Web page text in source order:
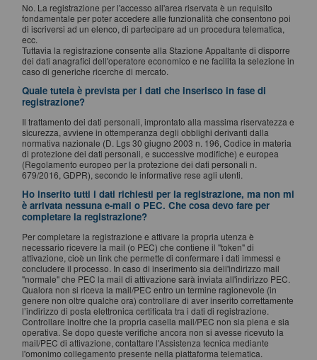
No. La registrazione per l'accesso all'area riservata è un requisito
fondamentale per poter accedere alle funzionalità che consentono poi
di iscriversi ad un elenco, di partecipare ad un procedura telematica,
ecc.
Tuttavia la registrazione consente alla Stazione Appaltante di disporre
dei dati anagrafici dell'operatore economico e ne facilita la selezione in
caso di generiche ricerche di mercato.
Quale tutela è prevista per i dati che inserisco in fase di
registrazione?
Il trattamento dei dati personali, improntato alla massima riservatezza e
sicurezza, avviene in ottemperanza degli obblighi derivanti dalla
normativa nazionale (D. Lgs 30 giugno 2003 n. 196, Codice in materia
di protezione dei dati personali, e successive modifiche) e europea
(Regolamento europeo per la protezione dei dati personali n.
679/2016, GDPR), secondo le informative rese agli utenti.
Ho inserito tutti i dati richiesti per la registrazione, ma non mi
è arrivata nessuna e-mail o PEC. Che cosa devo fare per
completare la registrazione?
Per completare la registrazione e attivare la propria utenza è
necessario ricevere la mail (o PEC) che contiene il "token" di
attivazione, cioè un link che permette di confermare i dati immessi e
concludere il processo. In caso di inserimento sia dell'indirizzo mail
"normale" che PEC la mail di attivazione sarà inviata all'indirizzo PEC.
Qualora non si riceva la mail/PEC entro un termine ragionevole (in
genere non oltre qualche ora) controllare di aver inserito correttamente
l’indirizzo di posta elettronica certificata tra i dati di registrazione.
Controllare inoltre che la propria casella mail/PEC non sia piena e sia
operativa. Se dopo queste verifiche ancora non si avesse ricevuto la
mail/PEC di attivazione, contattare l'Assistenza tecnica mediante
l'omonimo collegamento presente nella piattaforma telematica.